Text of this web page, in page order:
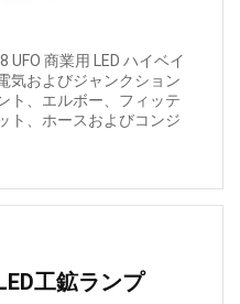
商業用 LED ハイベイ
気およびジャンクション
ト、エルボー、フィッテ
ト、ホースおよびコンジ
工鉱ランプ